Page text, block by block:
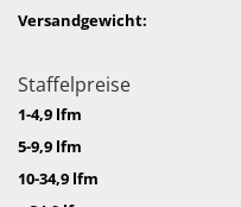
Versandgewicht:
Staffelpreise
1-4,9 lfm
5-9,9 lfm
10-34,9 lfm